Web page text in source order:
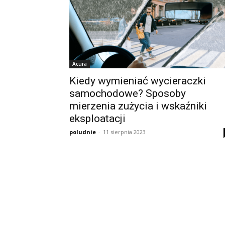
Acura
Kiedy wymieniać wycieraczki
samochodowe? Sposoby
mierzenia zużycia i wskaźniki
eksploatacji
poludnie - 11 sierpnia 2023